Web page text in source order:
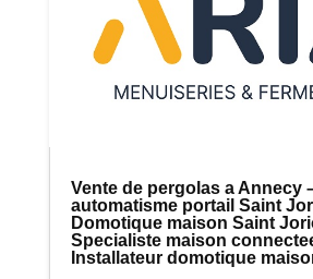
Vente de pergolas a Annecy
automatisme portail Saint
Domotique maison Saint
Specialiste maison
Installateur domotique